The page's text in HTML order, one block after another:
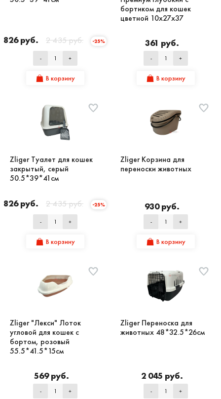
826 руб. 2 435 руб. -25%
- +
В корзину
бортиком для кошек
цветной 10x27x37
361 руб.
- +
В корзину
Zliger Туалет для кошек
закрытый, серый
50.5*39*41см
826 руб. 2 435 руб. -25%
- +
В корзину
Zliger Корзина для
переноски животных
930 руб.
- +
В корзину
Zliger "Лекси" Лоток
угловой для кошек с
бортом, розовый
55.5*41.5*15см
569 руб.
- +
Zliger Переноска для
животных 48*32.5*26см
2 045 руб.
- +